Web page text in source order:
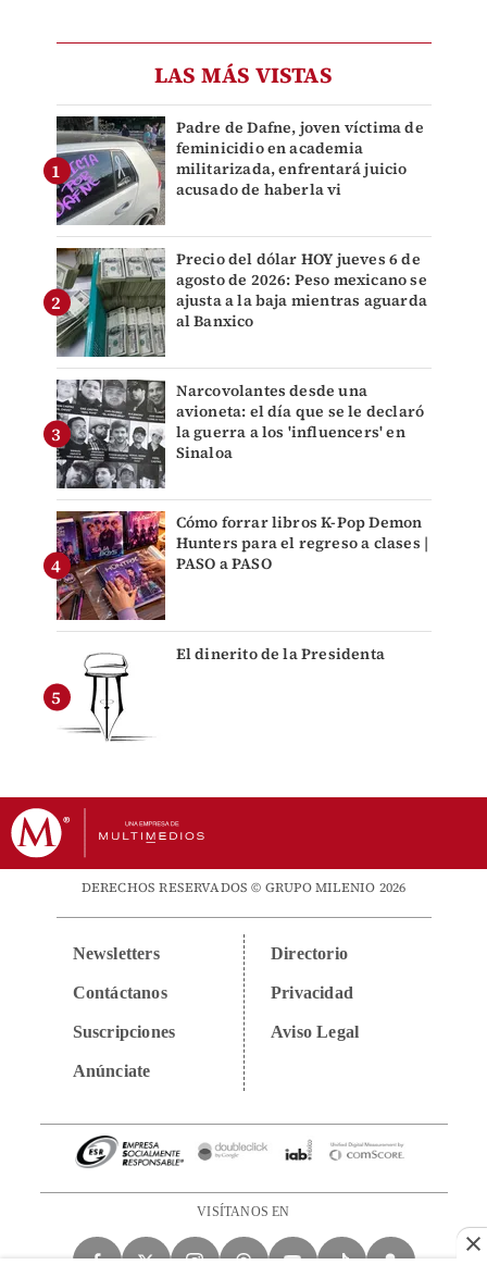
LAS MÁS VISTAS
Padre de Dafne, joven víctima de
feminicidio en academia
militarizada, enfrentará juicio
acusado de haberla vi
Precio del dólar HOY jueves 6 de
agosto de 2026: Peso mexicano se
ajusta a la baja mientras aguarda
al Banxico
Narcovolantes desde una
avioneta: el día que se le declaró
la guerra a los 'influencers' en
Sinaloa
Cómo forrar libros K-Pop Demon
Hunters para el regreso a clases |
PASO a PASO
El dinerito de la Presidenta
DERECHOS RESERVADOS © GRUPO MILENIO 2026
Newsletters
Contáctanos
Suscripciones
Anúnciate
Directorio
Privacidad
Aviso Legal
VISÍTANOS EN